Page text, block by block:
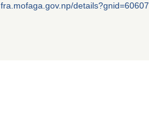
fra.mofaga.gov.np/details?gnid=60607